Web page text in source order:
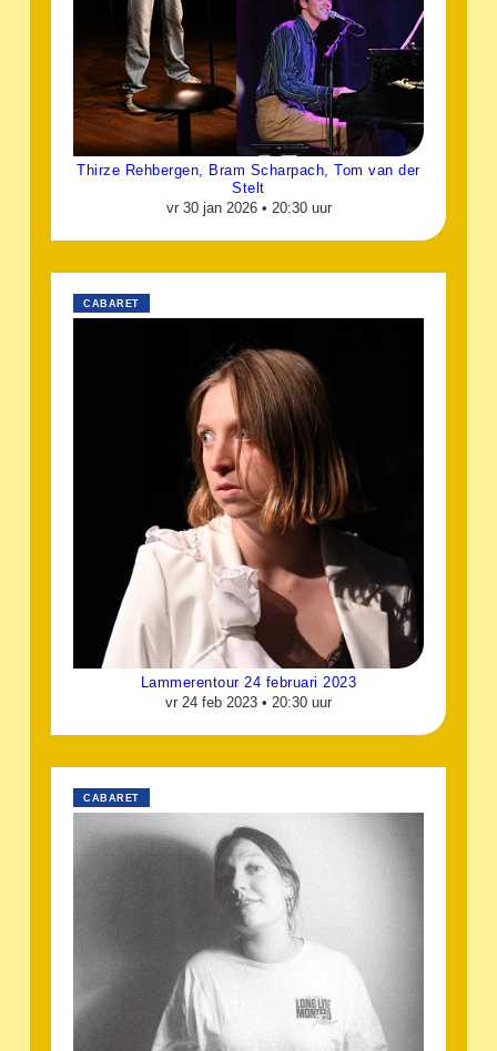
Thirze Rehbergen, Bram Scharpach, Tom van der
Stelt
vr 30 jan 2026 • 20:30 uur
CABARET
Lammerentour 24 februari 2023
vr 24 feb 2023 • 20:30 uur
CABARET